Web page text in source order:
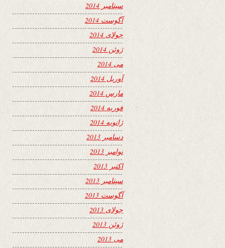
سپتامبر 2014
آگوست 2014
جولای 2014
ژوئن 2014
می 2014
آوریل 2014
مارس 2014
فوریه 2014
ژانویه 2014
دسامبر 2013
نوامبر 2013
اکتبر 2013
سپتامبر 2013
آگوست 2013
جولای 2013
ژوئن 2013
می 2013